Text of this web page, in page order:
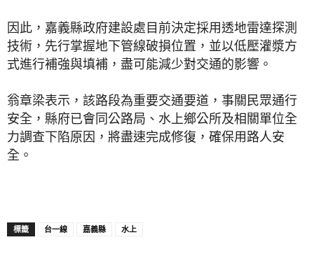
因此，嘉義縣政府建設處目前決定採用透地雷達探測
技術，先行掌握地下管線破損位置，並以低壓灌漿方
式進行補強與填補，盡可能減少對交通的影響。
翁章梁表示，該路段為重要交通要道，事關民眾通行
安全，縣府已會同公路局、水上鄉公所及相關單位全
力調查下陷原因，將盡速完成修復，確保用路人安
全。
標籤 台一線 嘉義縣 水上